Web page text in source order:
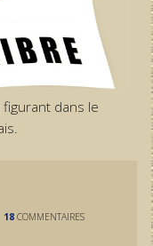
dans le
18 COMMENTAIRES